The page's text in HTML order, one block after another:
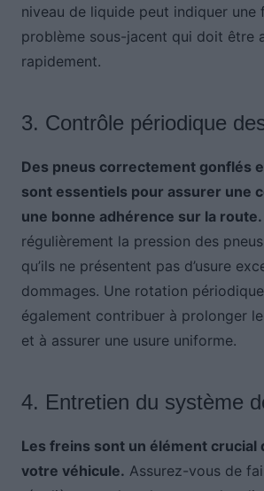
niveau de liquide peut indiquer une
problème sous-jacent qui doit être
rapidement.
3. Contrôle périodique
Des pneus correctement gonflés
sont essentiels pour assurer une
une bonne adhérence sur la route.
régulièrement la pression des
qu’ils ne présentent pas d’usure
dommages. Une rotation
également contribuer à prolonger
et à assurer une usure uniforme.
4. Entretien du système
Les freins sont un élément crucial
votre véhicule. Assurez-vous de